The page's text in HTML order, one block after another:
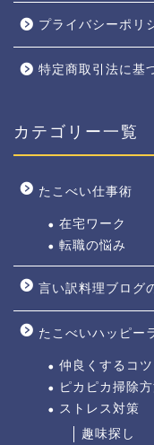
プライバシーポリ
特定商取引法に基
カテゴリー一覧
たこべい仕事術
在宅ワーク
転職の悩み
言い訳料理ブログ
たこべいハッピー
仲良くするコツ
ピカピカ掃除
ストレス対策
趣味探し